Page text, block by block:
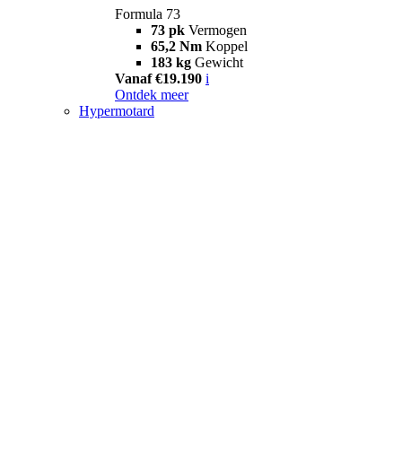
Formula 73
73 pk Vermogen
65,2 Nm Koppel
183 kg Gewicht
Vanaf €19.190 i
Ontdek meer
Hypermotard